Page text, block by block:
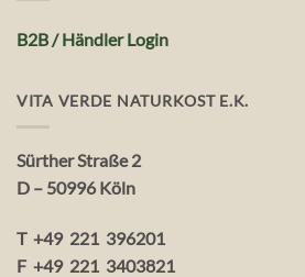
B2B / Händler Login
VITA VERDE NATURKOST E.K.
Sürther Straße 2
D – 50996 Köln
T +49 221 396201
F +49 221 3403821